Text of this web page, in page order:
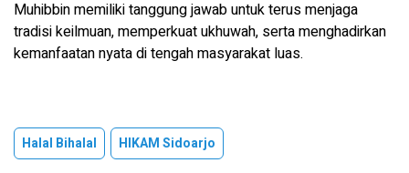
Muhibbin memiliki tanggung jawab untuk terus menjaga
tradisi keilmuan, memperkuat ukhuwah, serta menghadirkan
kemanfaatan nyata di tengah masyarakat luas.
Halal Bihalal HIKAM Sidoarjo